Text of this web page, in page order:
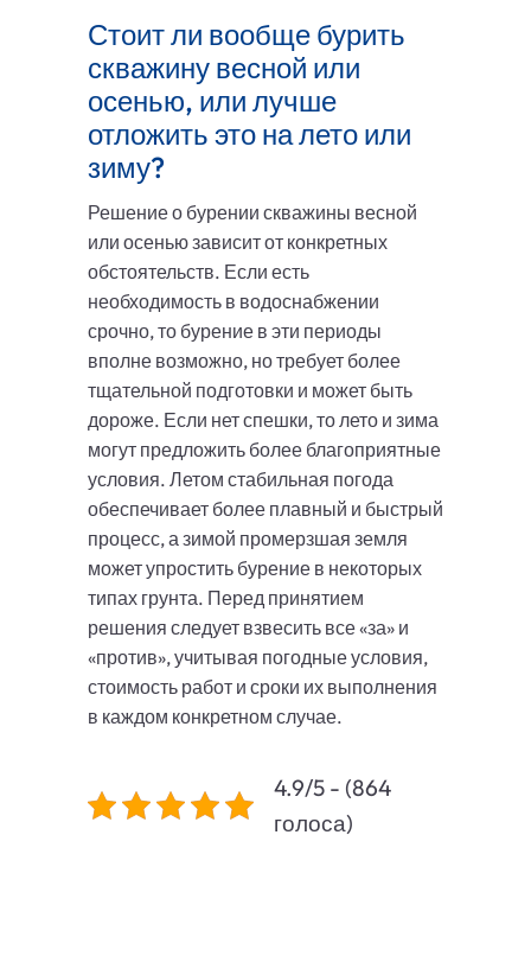
Стоит ли вообще бурить
скважину весной или
осенью, или лучше
отложить это на лето или
зиму?
Решение о бурении скважины весной
или осенью зависит от конкретных
обстоятельств. Если есть
необходимость в водоснабжении
срочно, то бурение в эти периоды
вполне возможно, но требует более
тщательной подготовки и может быть
дороже. Если нет спешки, то лето и зима
могут предложить более благоприятные
условия. Летом стабильная погода
обеспечивает более плавный и быстрый
процесс, а зимой промерзшая земля
может упростить бурение в некоторых
типах грунта. Перед принятием
решения следует взвесить все «за» и
«против», учитывая погодные условия,
стоимость работ и сроки их выполнения
в каждом конкретном случае.
4.9/5 - (864
голоса)